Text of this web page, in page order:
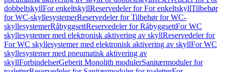
dobbeltskyllFor enkeltskyllReservedeler for For enkeltskyllTilbehør
for WC-skyllesystemerReservedeler for Tilbehør for WC-
skyllesystemerRåbyggsettReservedeler for RåbyggsettFor WC
skyllesystemer med elektronisk aktivering av skyllReservedeler for
For WC skyllesystemer med elektronisk aktivering av skyllFor WC
skyllesystemer med pneumatisk aktivering av
skyllForbindelserGeberit Monolith modulerSanitærmoduler for